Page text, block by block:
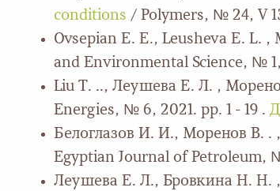
conditions / Polymers, № 24, V
Ovsepian E. E., Leusheva E. L. ,
and Environmental Science, № 1,
Liu T. .., Леушева Е. Л. ,
Energies, № 6, 2021. pp. 1 - 19 .
Белоглазов И. И., Моренов В. .
Egyptian Journal of Petroleum, №
Леушева Е. Л., Бровкина Н. Н.